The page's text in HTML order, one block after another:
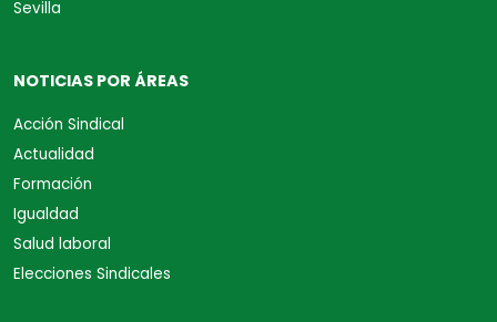
Sevilla
NOTICIAS POR ÁREAS
Acción Sindical
Actualidad
Formación
Igualdad
Salud laboral
Elecciones Sindicales